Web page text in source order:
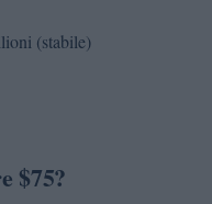
(stabile)
$75?